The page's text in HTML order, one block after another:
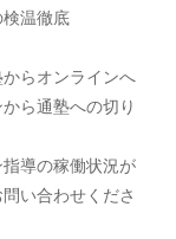
検温徹底
らオンラインへ
ら通塾への切り
導の稼働状況が
い合わせくださ